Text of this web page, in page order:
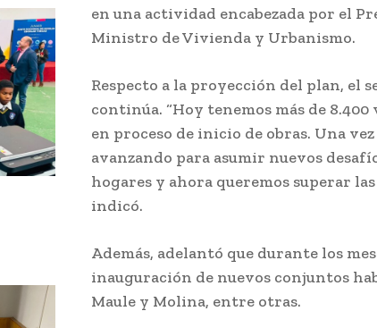
en una actividad encabezada por el
Ministro de Vivienda y Urbanismo.
Respecto a la proyección del plan, el
continúa. “Hoy tenemos más de
en proceso de inicio de obras. Una
avanzando para asumir nuevos
hogares y ahora queremos superar
indicó.
Además, adelantó que durante los
inauguración de nuevos conjuntos
Maule y Molina, entre otras.